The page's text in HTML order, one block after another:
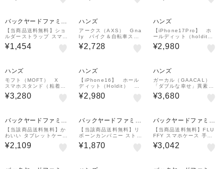
バックヤードファミリ
ー
【当商品送料無料】ショ
ルダーストラップ スマホ
通販 スマホストラップ
ストラップのみ 単品 レ
¥1,454
ハンズ
アークス（AXS） Gna
ly バイク＆自転車スマ
ホホルダー 4点止め G
N-12 ブラック
¥2,728
ハンズ
【iPhone17Pro】 ホ
ールディット（holdit）
シリコンケース 168
09 黒
¥2,980
ハンズ
モフト（MOFT） X
スマホスタンド（粘着タ
イプ） MOVAS ウィ
ステリア
¥3,280
ハンズ
【iPhone16】 ホール
ディット（Holdit） シ
リコンケース トープ
¥2,980
ハンズ
ガーカル（GAACAL）
「ダブルな幸せ」異素材
MIXアップルウォッチバ
ンド 38／40／41／42
¥3,680
バックヤードファミリ
ー
【当該商品送料無料】か
わいい タブレットケース
小学生 通販 パソコンケ
ース PCバッグ PCタブ
¥2,109
バックヤードファミリ
ー【当該商品送料無料】リ
ボーンカンパニー ストラ
ップ 通販 スマホストラ
ップ 携帯電話用ストラッ
¥1,870
バックヤードファミリ
ー
【当商品送料無料】FLU
FFY スマホケース 手帳
型 通販 スマホカバー カ
バー ケース スマホ スマ
¥3,042